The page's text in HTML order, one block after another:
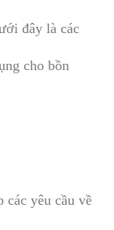
đây là các
cho bồn
các yêu cầu về